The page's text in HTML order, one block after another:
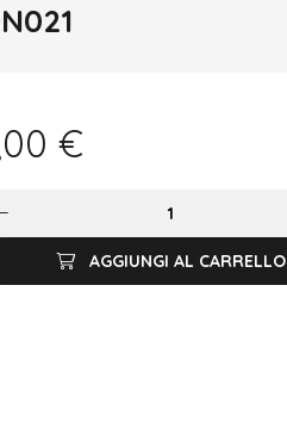
€
AGGIUNGI AL CARRELLO